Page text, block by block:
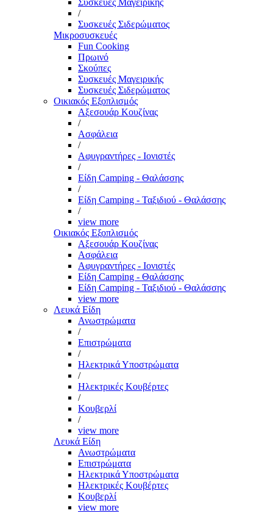
Συσκευές Μαγειρικής
/
Συσκευές Σιδερώματος
Μικροσυσκευές
Fun Cooking
Πρωινό
Σκούπες
Συσκευές Μαγειρικής
Συσκευές Σιδερώματος
Οικιακός Εξοπλισμός
Αξεσουάρ Κουζίνας
/
Ασφάλεια
/
Αφυγραντήρες - Ιονιστές
/
Είδη Camping - Θαλάσσης
/
Είδη Camping - Ταξιδιού - Θαλάσσης
/
view more
Οικιακός Εξοπλισμός
Αξεσουάρ Κουζίνας
Ασφάλεια
Αφυγραντήρες - Ιονιστές
Είδη Camping - Θαλάσσης
Είδη Camping - Ταξιδιού - Θαλάσσης
view more
Λευκά Είδη
Ανωστρώματα
/
Επιστρώματα
/
Ηλεκτρικά Υποστρώματα
/
Ηλεκτρικές Κουβέρτες
/
Κουβερλί
/
view more
Λευκά Είδη
Ανωστρώματα
Επιστρώματα
Ηλεκτρικά Υποστρώματα
Ηλεκτρικές Κουβέρτες
Κουβερλί
view more